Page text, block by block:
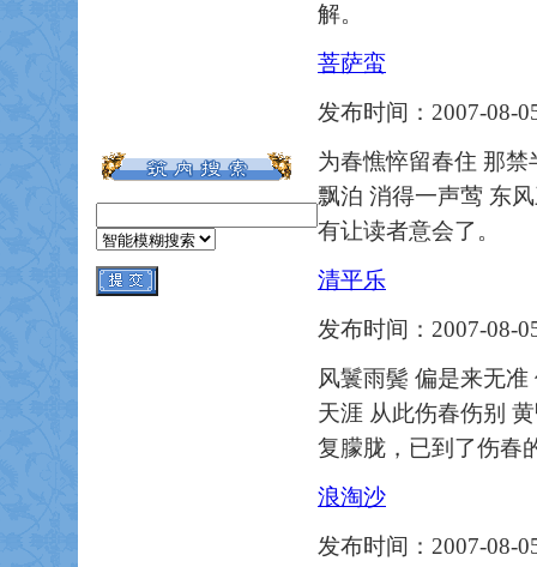
解。
菩萨蛮
发布时间：2007-08-
为春憔悴留春住 那
飘泊 消得一声莺 东
有让读者意会了。
清平乐
发布时间：2007-08-
风鬟雨鬓 偏是来无
天涯 从此伤春伤别
复朦胧，已到了伤春
浪淘沙
发布时间：2007-08-